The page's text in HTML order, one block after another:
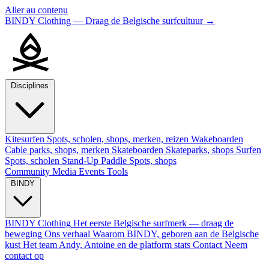
Aller au contenu
BINDY Clothing — Draag de Belgische surfcultuur →
Kitesurfen Spots, scholen, shops, merken, reizen Wakeboarden
Cable parks, shops, merken Skateboarden Skateparks, shops Surfen
Spots, scholen Stand-Up Paddle Spots, shops
Community Media Events Tools
BINDY Clothing Het eerste Belgische surfmerk — draag de
beweging Ons verhaal Waarom BINDY, geboren aan de Belgische
kust Het team Andy, Antoine en de platform stats Contact Neem
contact op